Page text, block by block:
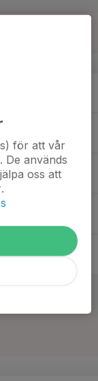
för att vår
De används
oss att